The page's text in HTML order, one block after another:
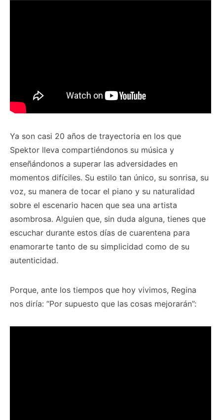
Ya son casi 20 años de trayectoria en los que
Spektor lleva compartiéndonos su música y
enseñándonos a superar las adversidades en
momentos difíciles. Su estilo tan único, su sonrisa, su
voz, su manera de tocar el piano y su naturalidad
sobre el escenario hacen que sea una artista
asombrosa. Alguien que, sin duda alguna, tienes que
escuchar durante estos días de cuarentena para
enamorarte tanto de su simplicidad como de su
autenticidad.
Porque, ante los tiempos que hoy vivimos, Regina
nos diría: “Por supuesto que las cosas mejorarán”: